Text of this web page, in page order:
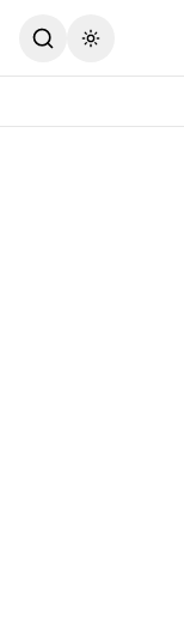
Toggle theme